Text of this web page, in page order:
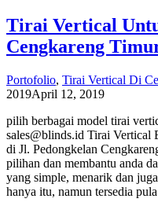
Tirai Vertical
Cengkareng
Portofolio, Tirai Vertical Di
2019April 12, 2019
pilih berbagai model tirai
sales@blinds.id Tirai
di Jl. Pedongkelan
pilihan dan membantu anda
yang simple, menarik dan
hanya itu, namun tersedia